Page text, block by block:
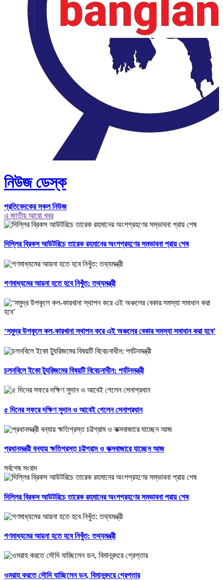
নিউজ ডেস্ক
প্রতিবেদকের সকল নিউজ
এ জাতীয় আরো খবর
দিল্লির ব্রিকস আউটরিচে তারেক রহমানের অংশগ্রহণের সম্ভাবনা প্রায় শেষ
গণমাধ্যমের আয়না হতে হবে নিখুঁত: তথ্যমন্ত্রী
‘সমুদ্র উপকূলে কল-কারখানা স্থাপন করে এই অঞ্চলের বেকার সমস্যা সমাধান করা হবে’
চলনবিলে ইকো ট্যুরিজমের বিষয়টি বিবেচনাধীন: পর্যটনমন্ত্রী
৫ দিনের সফরে দক্ষিণ সুদান ও আবেই গেলেন সেনাপ্রধান
প্রধানমন্ত্রী বন্যায় ক্ষতিগ্রস্ত চট্টগ্রাম ও কক্সবাজারে যাচ্ছেন আজ
সর্বশেষ সংবাদ
দিল্লির ব্রিকস আউটরিচে তারেক রহমানের অংশগ্রহণের সম্ভাবনা প্রায় শেষ
গণমাধ্যমের আয়না হতে হবে নিখুঁত: তথ্যমন্ত্রী
ওমরাহ করতে সৌদি যাচ্ছিলেন ডন, বিমানবন্দরে গ্রেপ্তার